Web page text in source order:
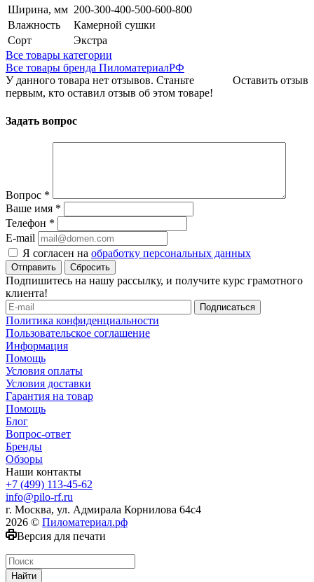
Ширина, мм 200-300-400-500-600-800
Влажность
Камерной сушки
Сорт
Экстра
Все товары категории
Все товары бренда ПиломатериалРФ
Оставить отзыв
У данного товара нет отзывов. Станьте
первым, кто оставил отзыв об этом товаре!
Задать вопрос
Вопрос *
Ваше имя *
Телефон *
E-mail
Я согласен на обработку персональных данных
Сбросить
Подпишитесь на нашу рассылку, и получите курс грамотного
клиента!
Политика конфиденциальности
Пользовательское соглашение
Информация
Помощь
Условия оплаты
Условия доставки
Гарантия на товар
Помощь
Блог
Вопрос-ответ
Бренды
Обзоры
Наши контакты
+7 (499) 113-45-62
info@pilo-rf.ru
г. Москва, ул. Адмирала Корнилова 64с4
2026 © Пиломатериал.рф
Версия для печати
Найти